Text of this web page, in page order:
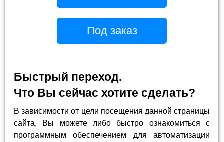
Под заказ
Быстрый переход.
Что Вы сейчас хотите сделать?
В зависимости от цели посещения данной страницы
сайта, Вы можете либо быстро ознакомиться с
программным обеспечением для автоматизации